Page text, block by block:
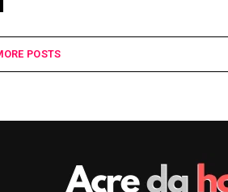
POSTS